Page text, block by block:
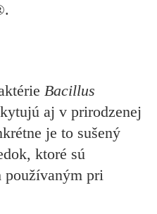
.
Bacillus
aj v prirodzenej
je to sušený
ktoré sú
používaným pri